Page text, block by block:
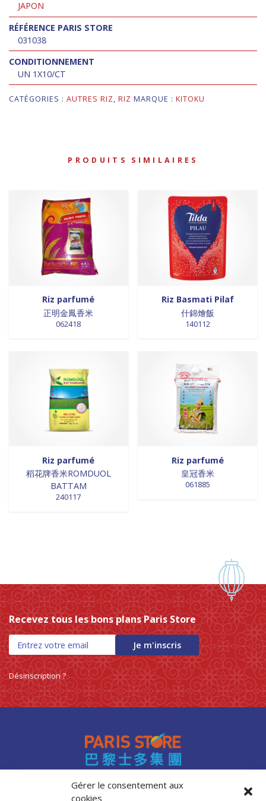
Gérer le consentement aux
cookies
JAPON
RÉFÉRENCE PARIS STORE
031038
CONDITIONNEMENT
UN 1X10/CT
CATÉGORIES : AUTRES RIZ, RIZ MARQUE : KITOKU
PRODUITS SIMILAIRES
Riz parfumé
正明金鳳香米
062418
Riz Basmati Pilaf
什錦燴飯
140112
Riz parfumé
稻花牌香米ROMDUOL
BATTAM
240117
Riz parfumé
皇冠香米
061885
Recevez tous les bons plans Paris Store
Je m'inscris
Désinscription ?
Accès professionnels